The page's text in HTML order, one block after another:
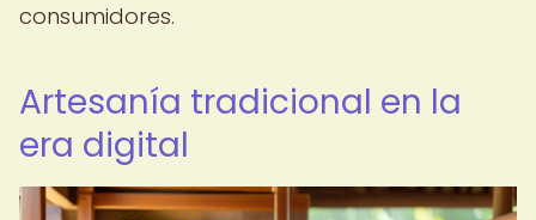
consumidores.
Artesanía tradicional en la
era digital